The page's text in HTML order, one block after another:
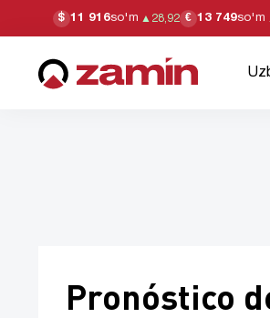
$ 11 916so'm ▲ 28,92 € 13 749so'm
Pronóstico